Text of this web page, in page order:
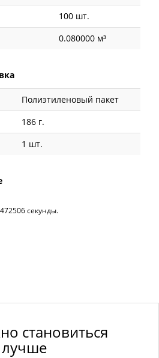
100 шт.
0.080000 м³
Полиэтиленовый пакет
186 г.
1 шт.
секунды.
становиться
лучше